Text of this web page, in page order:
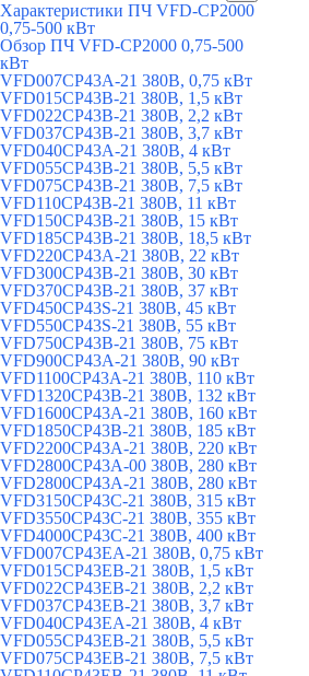
Характеристики ПЧ VFD-CP2000
0,75-500 кВт
Обзор ПЧ VFD-CP2000 0,75-500
кВт
VFD007CP43A-21 380В, 0,75 кВт
VFD015CP43B-21 380В, 1,5 кВт
VFD022CP43B-21 380В, 2,2 кВт
VFD037CP43B-21 380В, 3,7 кВт
VFD040CP43A-21 380В, 4 кВт
VFD055CP43B-21 380В, 5,5 кВт
VFD075CP43B-21 380В, 7,5 кВт
VFD110CP43B-21 380В, 11 кВт
VFD150CP43B-21 380В, 15 кВт
VFD185CP43B-21 380В, 18,5 кВт
VFD220CP43A-21 380В, 22 кВт
VFD300CP43B-21 380В, 30 кВт
VFD370CP43B-21 380В, 37 кВт
VFD450CP43S-21 380В, 45 кВт
VFD550CP43S-21 380В, 55 кВт
VFD750CP43B-21 380В, 75 кВт
VFD900CP43A-21 380В, 90 кВт
VFD1100CP43A-21 380В, 110 кВт
VFD1320CP43B-21 380В, 132 кВт
VFD1600CP43A-21 380В, 160 кВт
VFD1850CP43B-21 380В, 185 кВт
VFD2200CP43A-21 380В, 220 кВт
VFD2800CP43A-00 380В, 280 кВт
VFD2800CP43A-21 380В, 280 кВт
VFD3150CP43C-21 380В, 315 кВт
VFD3550CP43C-21 380В, 355 кВт
VFD4000CP43C-21 380В, 400 кВт
VFD007CP43EA-21 380В, 0,75 кВт
VFD015CP43EB-21 380В, 1,5 кВт
VFD022CP43EB-21 380В, 2,2 кВт
VFD037CP43EB-21 380В, 3,7 кВт
VFD040CP43EA-21 380В, 4 кВт
VFD055CP43EB-21 380В, 5,5 кВт
VFD075CP43EB-21 380В, 7,5 кВт